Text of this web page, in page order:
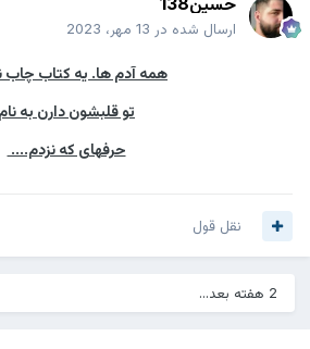
ارسال شده در 13 مهر، 2023
همه آدم ها. یه کتاب چاب
تو قلبشون دارن به نام
حرفهای که نزدم....
نقل قول
2 هفته بعد...